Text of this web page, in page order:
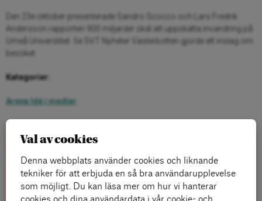
Den 23e oktober presenterade Sandro Scocco och Lars Fredrik
Andersson rapporten 900 miljarder skäl att uppskatta invandring på
Umeå Universtitet. Se SVT Nyheter Västerbotten gjorde ett inslag om
besöket.
Kategorier:
Arena Idé i medier
Rapporter
Val av cookies
Denna webbplats använder cookies och liknande
tekniker för att erbjuda en så bra användarupplevelse
som möjligt. Du kan läsa mer om hur vi hanterar
cookies och dina användardata i vår cookie- och